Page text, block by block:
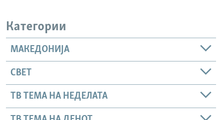
Категории
МАКЕДОНИЈА
СВЕТ
ТВ ТЕМА НА НЕДЕЛАТА